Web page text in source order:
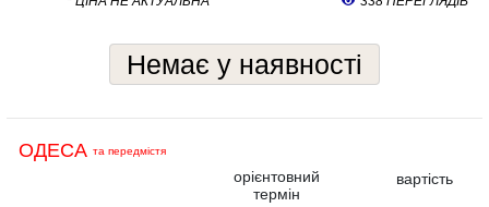
Немає у наявності
ОДЕСА та передмістя
орієнтовний
термін
вартість